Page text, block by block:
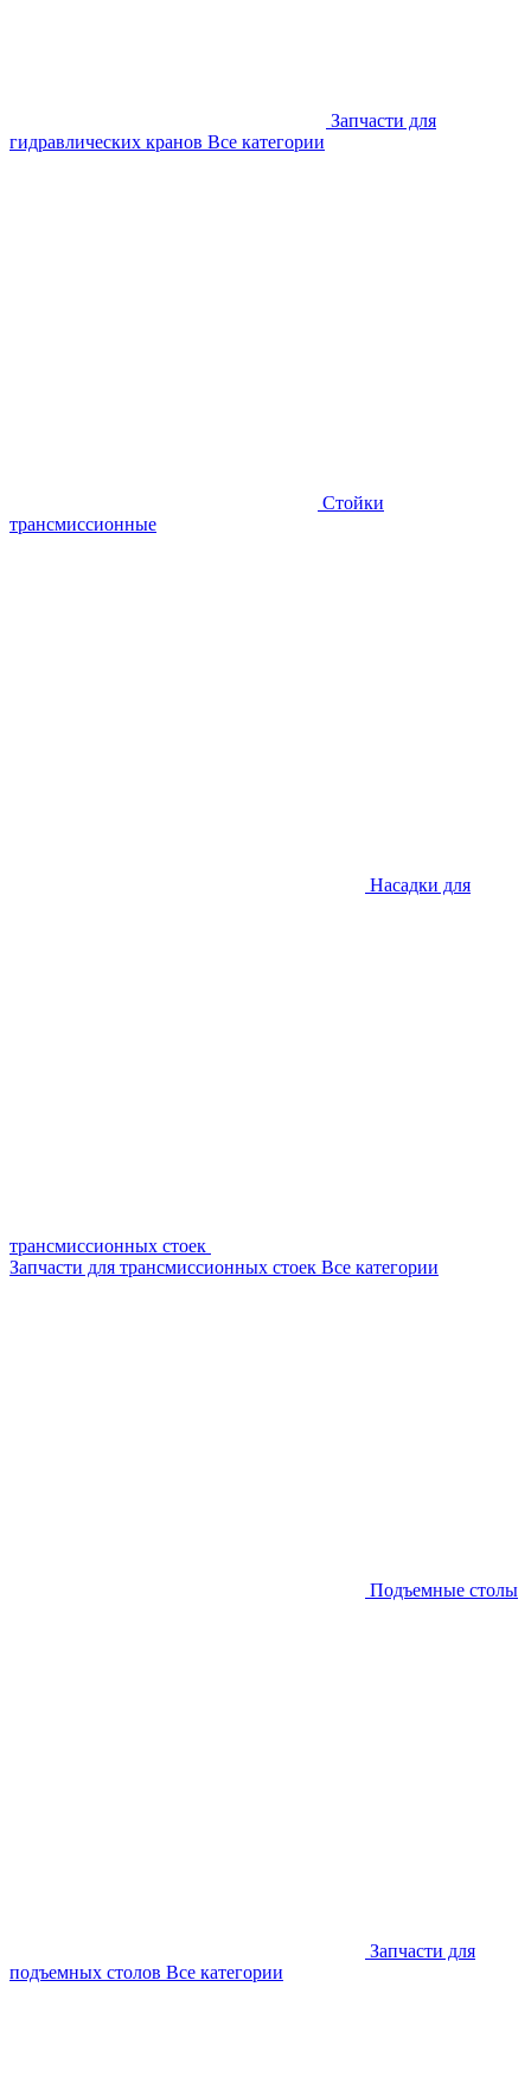
Запчасти для
гидравлических кранов Все категории
Стойки
трансмиссионные
Насадки для
трансмиссионных стоек
Запчасти для трансмиссионных стоек Все категории
Подъемные столы
Запчасти для
подъемных столов Все категории